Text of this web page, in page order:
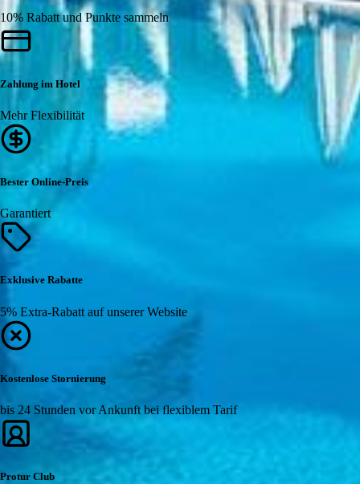
10% Rabatt und Punkte sammeln
Zahlung im Hotel
Mehr Flexibilität
Bester Online-Preis
Garantiert
Exklusive Rabatte
5% Extra-Rabatt auf unserer Website
Kostenlose Stornierung
bis 24 Stunden vor Ankunft bei flexiblem Tarif
Protur Club